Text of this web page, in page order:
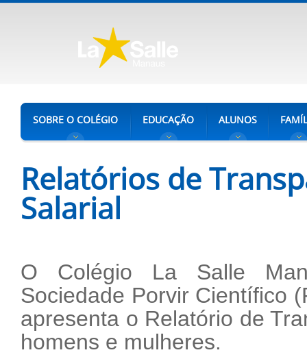
SOBRE O COLÉGIO EDUCAÇÃO ALUNOS
Relatórios de
Salarial
O Colégio La Salle
Sociedade Porvir Científico
apresenta o Relatório de
homens e mulheres.